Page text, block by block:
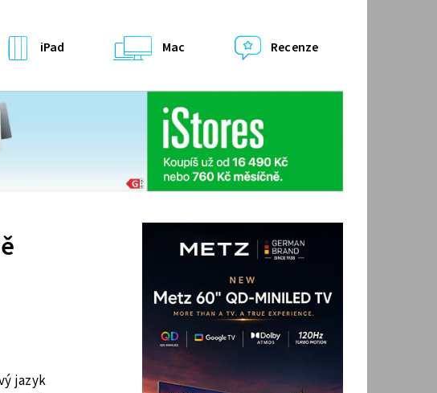
iPad Mac Recenze
jazyk